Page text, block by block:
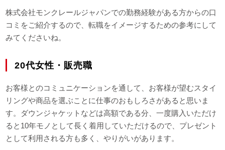
株式会社モンクレールジャパンでの勤務経験がある方からの口
コミをご紹介するので、転職をイメージするための参考にして
みてくださいね。
20代女性・販売職
お客様とのコミュニケーションを通して、お客様が望むスタイ
リングや商品を選ぶことに仕事のおもしろさがあると思いま
す。ダウンジャケットなどは高額である分、一度購入いただけ
ると10年モノとして長く着用していただけるので、プレゼント
として利用される方も多く、やりがいがあります。